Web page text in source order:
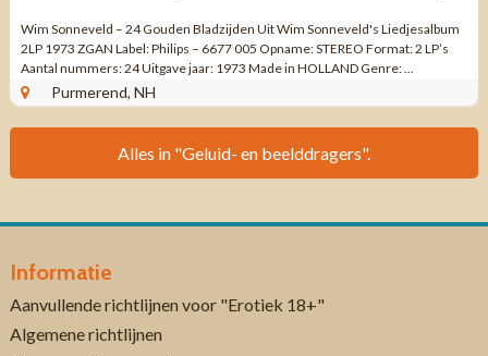
Wim Sonneveld – 24 Gouden Bladzijden Uit Wim Sonneveld's Liedjesalbum
2LP 1973 ZGAN Label: Philips – 6677 005 Opname: STEREO Format: 2 LP’s
Aantal nummers: 24 Uitgave jaar: 1973 Made in HOLLAND Genre: ...
Purmerend, NH
Alles in "Geluid- en beelddragers".
Informatie
Aanvullende richtlijnen voor "Erotiek 18+"
Algemene richtlijnen